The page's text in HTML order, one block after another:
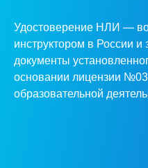
Удостоверение НЛИ —
инструктором в России
документы
основании лицензии
образовательной